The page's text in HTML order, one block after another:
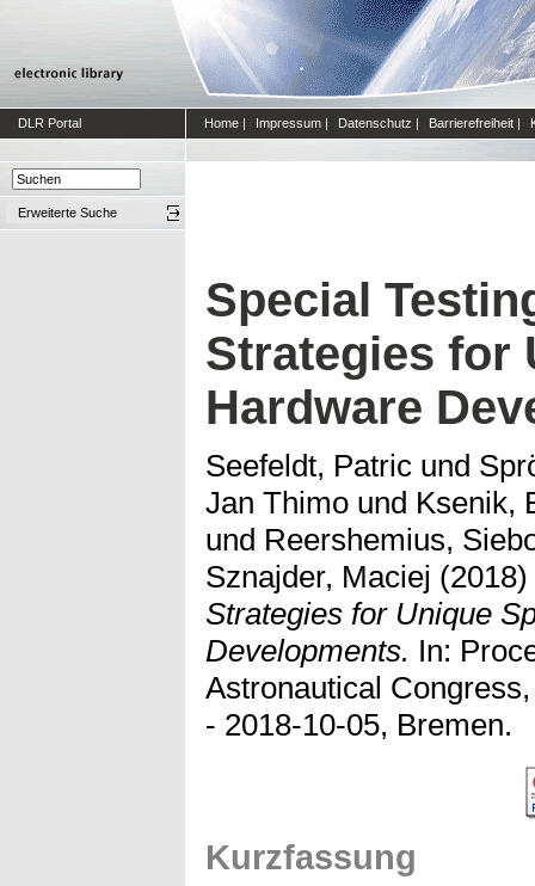
DLR Portal Home | Impressum | Datenschutz | Barrierefreiheit |
Erweiterte Suche
Special
Strategies for
Hardware
Seefeldt, Patric und
Jan Thimo und Ksenik,
und Reershemius,
Sznajder, Maciej (2018)
Strategies for Unique
Developments. In:
Astronautical
- 2018-10-05, Bremen.
Kurzfassung